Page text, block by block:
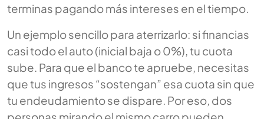
terminas pagando más intereses en el tiempo.
Un ejemplo sencillo para aterrizarlo: si financias
casi todo el auto (inicial baja o 0%), tu cuota
sube. Para que el banco te apruebe, necesitas
que tus ingresos “sostengan” esa cuota sin que
tu endeudamiento se dispare. Por eso, dos